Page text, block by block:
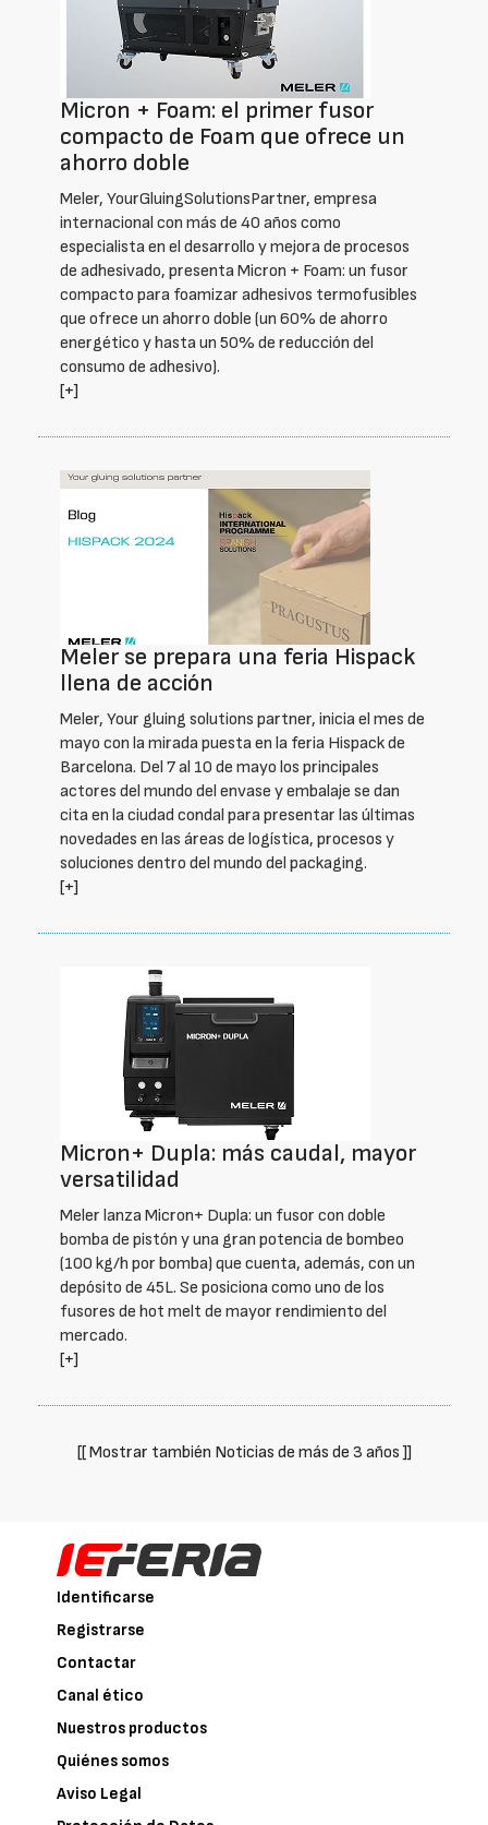
Micron + Foam: el primer fusor
compacto de Foam que ofrece un
ahorro doble
Meler, YourGluingSolutionsPartner, empresa
internacional con más de 40 años como
especialista en el desarrollo y mejora de procesos
de adhesivado, presenta Micron + Foam: un fusor
compacto para foamizar adhesivos termofusibles
que ofrece un ahorro doble (un 60% de ahorro
energético y hasta un 50% de reducción del
consumo de adhesivo).
[+]
Meler se prepara una feria Hispack
llena de acción
Meler, Your gluing solutions partner, inicia el mes de
mayo con la mirada puesta en la feria Hispack de
Barcelona. Del 7 al 10 de mayo los principales
actores del mundo del envase y embalaje se dan
cita en la ciudad condal para presentar las últimas
novedades en las áreas de logística, procesos y
soluciones dentro del mundo del packaging.
[+]
Micron+ Dupla: más caudal, mayor
versatilidad
Meler lanza Micron+ Dupla: un fusor con doble
bomba de pistón y una gran potencia de bombeo
(100 kg/h por bomba) que cuenta, además, con un
depósito de 45L. Se posiciona como uno de los
fusores de hot melt de mayor rendimiento del
mercado.
[+]
[[ Mostrar también Noticias de más de 3 años ]]
Identificarse
Registrarse
Contactar
Canal ético
Nuestros productos
Quiénes somos
Aviso Legal